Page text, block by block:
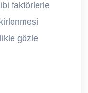
faktörlerle
gözle